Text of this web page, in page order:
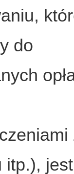
do
itp.), jest